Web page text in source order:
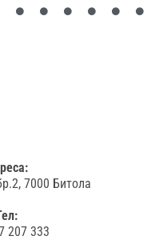
7000 Битола
207 333